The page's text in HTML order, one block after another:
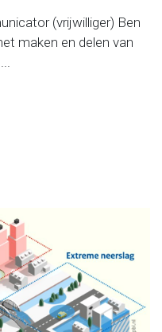
(vrijwilliger) Ben
maken en delen van